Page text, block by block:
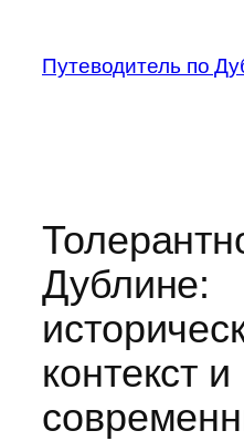
содержимому
Путеводитель по
Дублине:
контекст и